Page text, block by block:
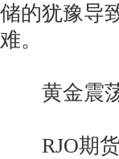
储的犹豫导
难。
黄金震荡
RJO期货